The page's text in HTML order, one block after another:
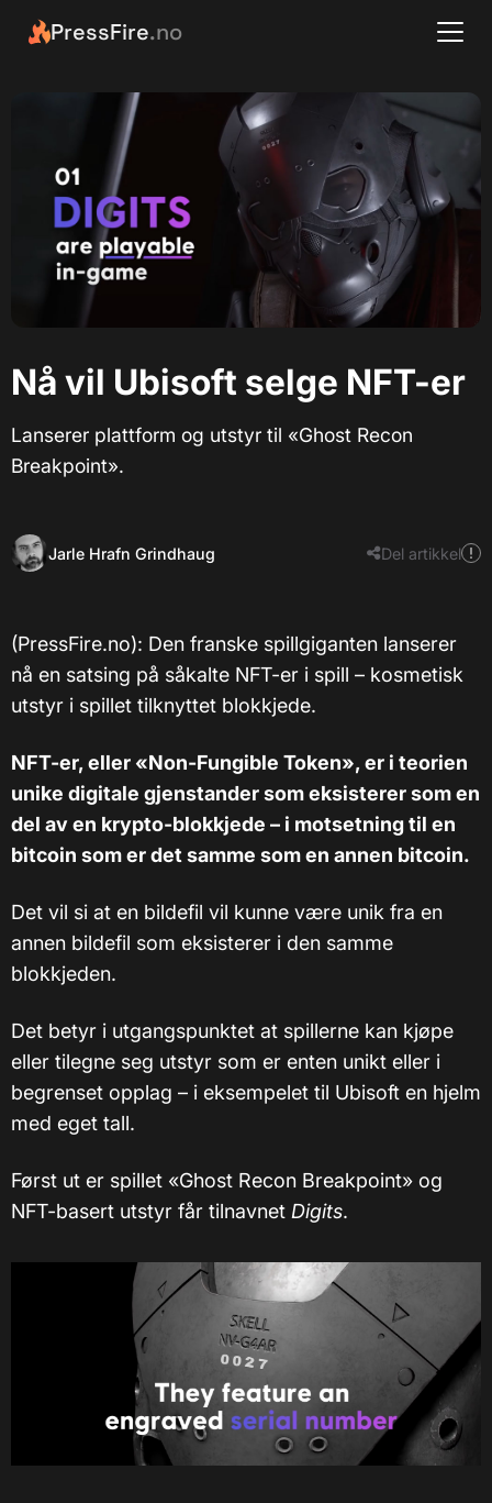
PressFire.no
Nå vil Ubisoft selge NFT-er
Lanserer plattform og utstyr til «Ghost Recon
Breakpoint».
Jarle Hrafn Grindhaug Del artikkel
(PressFire.no): Den franske spillgiganten lanserer
nå en satsing på såkalte NFT-er i spill – kosmetisk
utstyr i spillet tilknyttet blokkjede.
NFT-er, eller «Non-Fungible Token», er i teorien
unike digitale gjenstander som eksisterer som en
del av en krypto-blokkjede – i motsetning til en
bitcoin som er det samme som en annen bitcoin.
Det vil si at en bildefil vil kunne være unik fra en
annen bildefil som eksisterer i den samme
blokkjeden.
Det betyr i utgangspunktet at spillerne kan kjøpe
eller tilegne seg utstyr som er enten unikt eller i
begrenset opplag – i eksempelet til Ubisoft en hjelm
med eget tall.
Først ut er spillet «Ghost Recon Breakpoint» og
NFT-basert utstyr får tilnavnet Digits.